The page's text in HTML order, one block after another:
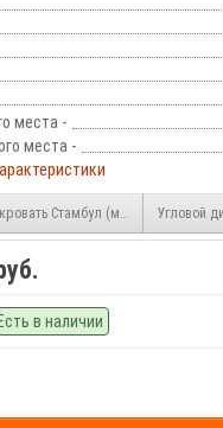
места -
места -
Стамбул (модульный)Угловой
Есть в наличии